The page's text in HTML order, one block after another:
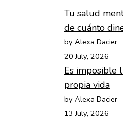
Tu salud
de cuánto
by Alexa Dacier
20 July, 2026
Es imposible
propia vida
by Alexa Dacier
13 July, 2026